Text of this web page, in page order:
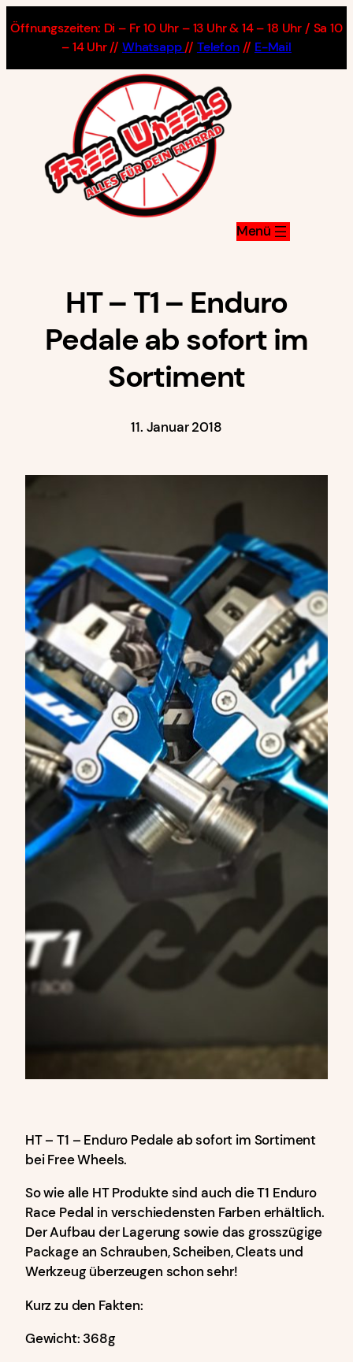
Inhalt
Öffnungszeiten: Di – Fr 10 Uhr – 13 Uhr & 14 – 18 Uhr / Sa 10
– 14 Uhr // Whatsapp// Telefon// E-Mail
HT – T1 – Enduro
Pedale ab sofort im
Sortiment
11. Januar 2018
HT – T1 – Enduro Pedale ab sofort im Sortiment
bei Free Wheels.
So wie alle HT Produkte sind auch die T1 Enduro
Race Pedal in verschiedensten Farben erhältlich.
Der Aufbau der Lagerung sowie das grosszügige
Package an Schrauben, Scheiben, Cleats und
Werkzeug überzeugen schon sehr!
Kurz zu den Fakten:
Gewicht: 368g